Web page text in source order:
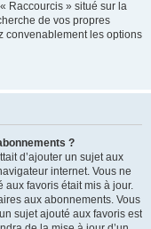
Raccourcis » situé sur la
de vos propres
convenablement les options
?
d’ajouter un sujet aux
internet. Vous ne
aux favoris était mis à jour.
aux abonnements. Vous
sujet ajouté aux favoris est